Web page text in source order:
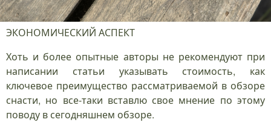
ЭКОНОМИЧЕСКИЙ АСПЕКТ
Хоть и более опытные авторы не рекомендуют при
написании статьи указывать стоимость, как
ключевое преимущество рассматриваемой в обзоре
снасти, но все-таки вставлю свое мнение по этому
поводу в сегодняшнем обзоре.